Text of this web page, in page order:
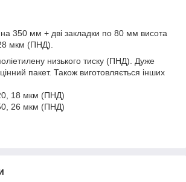
350 мм + дві закладки по 80 мм висота
мкм (ПНД).
низького тиску (ПНД). Дуже
пакет. Також виготовляється інших
18 мкм (ПНД)
26 мкм (ПНД)